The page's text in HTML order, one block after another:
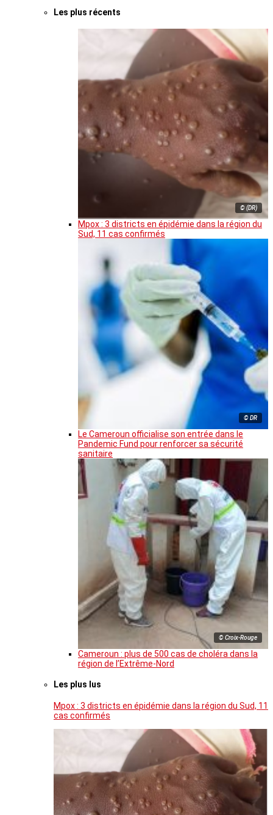
Les plus récents
© (DR)
Mpox : 3 districts en épidémie dans la région du
Sud, 11 cas confirmés
© DR
Le Cameroun officialise son entrée dans le
Pandemic Fund pour renforcer sa sécurité
sanitaire
© Croix-Rouge
Cameroun : plus de 500 cas de choléra dans la
région de l’Extrême-Nord
Les plus lus
Mpox : 3 districts en épidémie dans la région du Sud, 11
cas confirmés